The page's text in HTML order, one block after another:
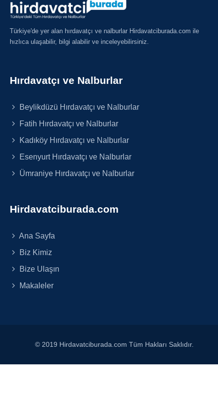
Türkiye'de yer alan hırdavatçı ve nalburlar Hirdavatciburada.com ile
hızlıca ulaşabilir, bilgi alabilir ve inceleyebilirsiniz.
Hırdavatçı ve Nalburlar
Beylikdüzü Hırdavatçı ve Nalburlar
Fatih Hırdavatçı ve Nalburlar
Kadıköy Hırdavatçı ve Nalburlar
Esenyurt Hırdavatçı ve Nalburlar
Ümraniye Hırdavatçı ve Nalburlar
Hirdavatciburada.com
Ana Sayfa
Biz Kimiz
Bize Ulaşın
Makaleler
© 2019 Hirdavatciburada.com Tüm Hakları Saklıdır.